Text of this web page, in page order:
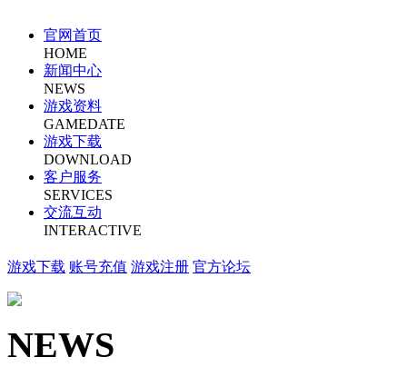
官网首页
HOME
新闻中心
NEWS
游戏资料
GAMEDATE
游戏下载
DOWNLOAD
客户服务
SERVICES
交流互动
INTERACTIVE
游戏下载 账号充值 游戏注册 官方论坛
NEWS